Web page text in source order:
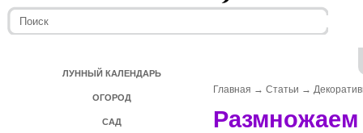
ЛУННЫЙ КАЛЕНДАРЬ
ОГОРОД
САД
Главная → Статьи →